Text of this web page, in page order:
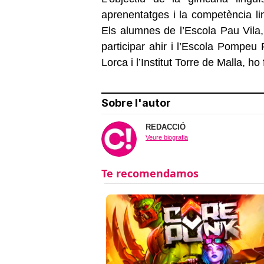
aprenentatges i la competència
Els alumnes de l’Escola Pau
participar ahir i l’Escola Pompeu
Lorca i l’Institut Torre de Malla,
Sobre l'autor
REDACCIÓ
Veure biografia